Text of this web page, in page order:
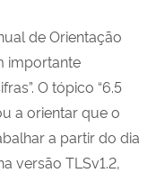
de Orientação
importante
O tópico “6.5
a orientar que o
a partir do dia
versão TLSv1.2,